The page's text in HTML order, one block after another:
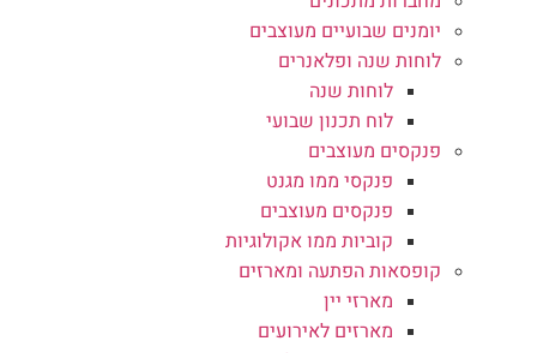
יומנים שבועיים מעוצבים
לוחות שנה ופלאנרים
לוחות שנה
לוח תכנון שבועי
פנקסים מעוצבים
פנקסי ממו מגנט
פנקסים מעוצבים
קוביות ממו אקולוגיות
קופסאות הפתעה ומארזים
מארזי יין
מארזים לאירועים